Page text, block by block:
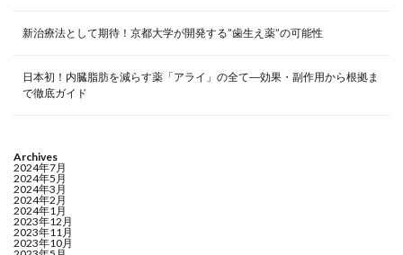
新治療法として期待！京都大学が開発する”歯生え薬”の可能性
日本初！内臓脂肪を減らす薬「アライ」の全て―効果・副作用から根拠ま
で徹底ガイド
Archives
2024年7月
2024年5月
2024年3月
2024年2月
2024年1月
2023年12月
2023年11月
2023年10月